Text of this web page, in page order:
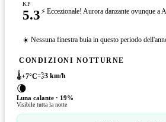
KP
5.3 ⚡ Eccezionale! Aurora danzante ovunque a
☀️ Nessuna finestra buia in questo periodo
CONDIZIONI NOTTURNE
🌡️+7°C💨3 km/h
🌘
Luna calante · 19%
Visibile tutta la notte